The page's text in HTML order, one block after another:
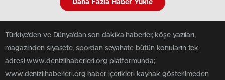
Daha Fazla Haber Yükle
Türkiye'den ve Dünya’dan son dakika haberler, köşe yazıları,
magazinden siyasete, spordan seyahate bütün konuların tek
adresi www.denizlihaberleri.org platformunda;
www.denizlihaberleri.org haber içerikleri kaynak gösterilmeden